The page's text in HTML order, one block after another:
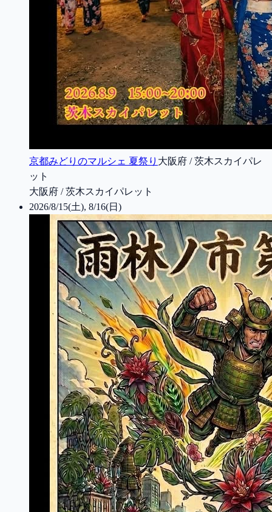
京都みどりのマルシェ 夏祭り 大阪府 / 茨木スカイパレ
ット
大阪府 / 茨木スカイパレット
2026/8/15(土), 8/16(日)